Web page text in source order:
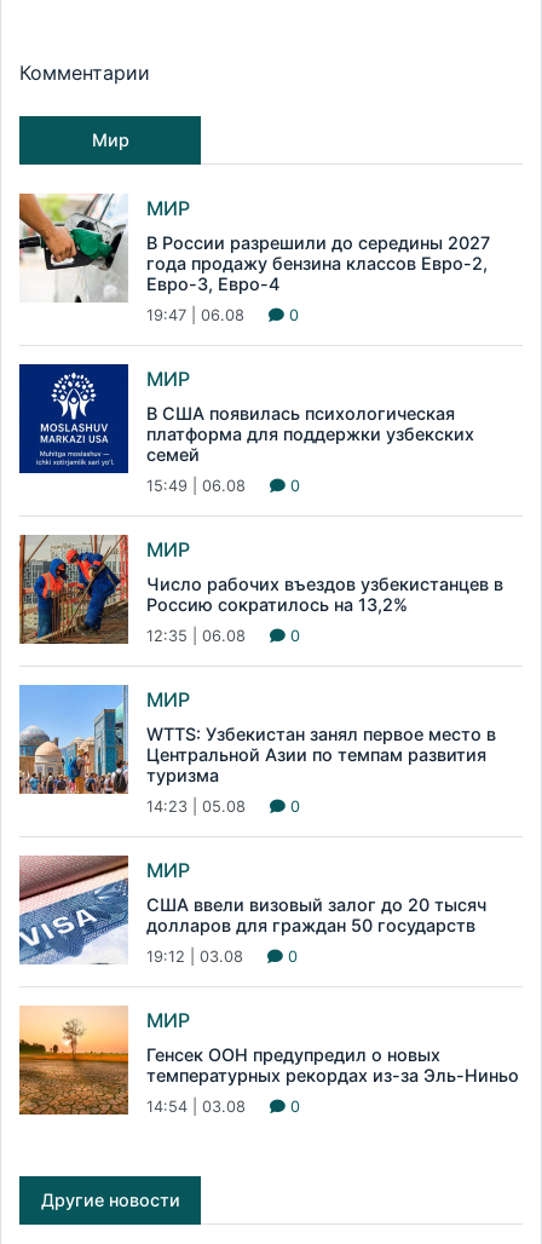
Комментарии
Мир
МИР
В России разрешили до середины 2027
года продажу бензина классов Евро-2,
Евро-3, Евро-4
19:47 | 06.08 0
МИР
В США появилась психологическая
платформа для поддержки узбекских
семей
15:49 | 06.08 0
МИР
Число рабочих въездов узбекистанцев в
Россию сократилось на 13,2%
12:35 | 06.08 0
МИР
WTTS: Узбекистан занял первое место в
Центральной Азии по темпам развития
туризма
14:23 | 05.08 0
МИР
США ввели визовый залог до 20 тысяч
долларов для граждан 50 государств
19:12 | 03.08 0
МИР
Генсек ООН предупредил о новых
температурных рекордах из-за Эль-Ниньо
14:54 | 03.08 0
Другие новости